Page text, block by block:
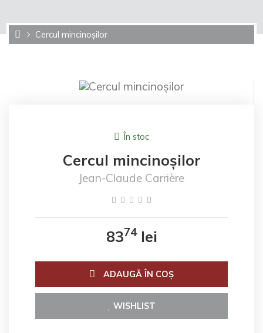
Cercul mincinoșilor
În stoc
Cercul mincinoșilor
Jean-Claude Carrière
8374lei
ADAUGĂ ÎN COŞ
WISHLIST